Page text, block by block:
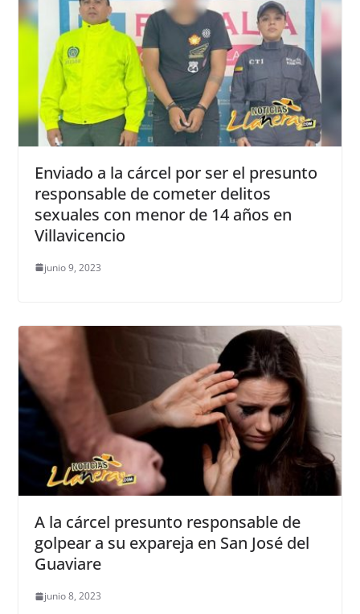
Enviado a la cárcel por ser el presunto
responsable de cometer delitos
sexuales con menor de 14 años en
Villavicencio
junio 9, 2023
A la cárcel presunto responsable de
golpear a su expareja en San José del
Guaviare
junio 8, 2023